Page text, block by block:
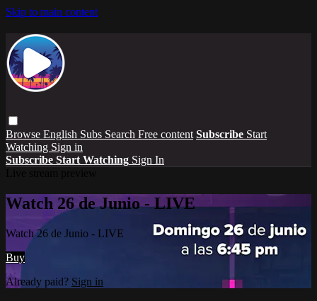
Skip to main content
Browse English Subs Search Free content Subscribe Start
Watching Sign in
Subscribe Start Watching Sign In
Watch 26 de Junio - LIVE
Watch 26 de Junio - LIVE
Buy
Already paid? Sign in